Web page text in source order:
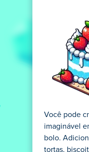
Você pode
imaginável
bolo.
tortas,